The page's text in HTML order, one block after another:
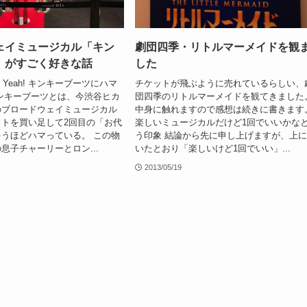
イミュージカル「キン
がすごく好きな話
キンキーブーツにハマ
キーブーツとは、今渋谷ヒカ
ロードウェイミュージカル
を買い足して2回目の「お代
ほどハマっている。 この物
子チャーリーとロン...
劇団四季・リトルマーメイドを観
した
チケットが飛ぶように売れているらしい、
団四季のリトルマーメイドを観てきました
中身に触れますので感想は続きに書きます
楽しいミュージカルだけど1回でいいかな
う印象 結論から先に申し上げますが、上
いたとおり「楽しいけど1回でいい」...
2013/05/19